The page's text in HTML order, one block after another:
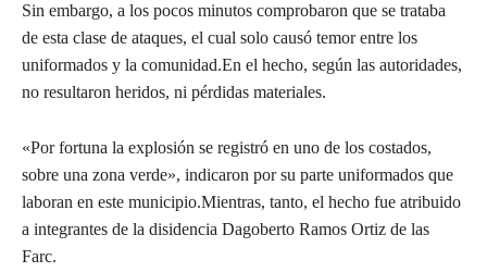
Sin embargo, a los pocos minutos comprobaron que se trataba
de esta clase de ataques, el cual solo causó temor entre los
uniformados y la comunidad.‌‌En el hecho, según las autoridades,
no resultaron heridos, ni pérdidas materiales.
«Por fortuna la explosión se registró en uno de los costados,
sobre una zona verde», indicaron por su parte uniformados que
laboran en este municipio.Mientras, tanto, el hecho fue atribuido
a integrantes de la disidencia Dagoberto Ramos Ortiz de las
Farc.